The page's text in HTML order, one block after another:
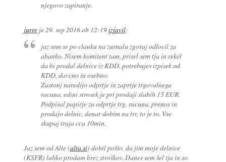
njegovo zapiranje.
jurreje29. sep 2016 ob 12:19izjavil:
jaz sem se po clanku na zurnalu zgoraj odlocil za
abanko. Nisem komitent tam, prisel sem tja in rekel
da bi prodal delnice iz KDD, potrebujes izpisek od
KDD, davcno in osebno.
Zastonj naredijo odprtje in zaprtje trgovalnega
racuna, edini strosek je pri prodaji slabih 15 EUR.
Podpisal papirje za odprtje trg. racuna. prenos in
prodajo delnic, denar dobim na trr, to je to. Vse
skupaj traja cca 10min.
Jaz sem od Alte (alta.si) dobil pošto, da jim moje delnice
(KSFR) lahko prodam brez stroškov. Danes sem šel tja in so